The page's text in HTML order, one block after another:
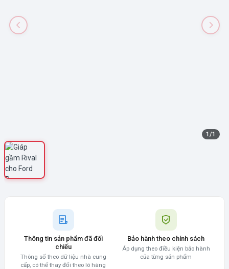
1 /1
Thông tin sản phẩm đã đối
chiếu
Thông số theo dữ liệu nhà cung
cấp, có thể thay đổi theo lô hàng
Bảo hành theo chính sách
Áp dụng theo điều kiện bảo hành
của từng sản phẩm